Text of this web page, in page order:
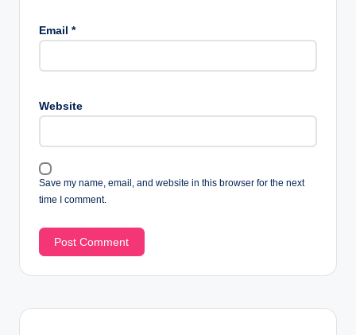
Email *
Website
Save my name, email, and website in this browser for the next
time I comment.